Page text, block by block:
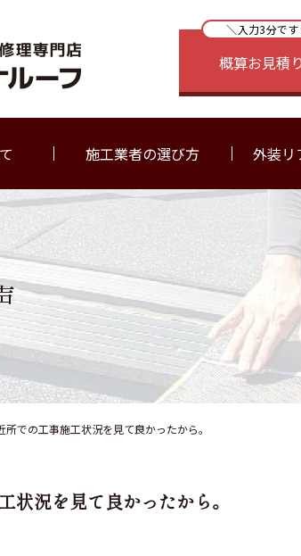
＼入力3分で
概算お見積
施工業者の選び方 外装リ
所での工事施工状況を見て良かったから。
状況を見て良かったから。